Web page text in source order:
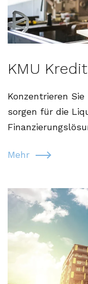
KMU Kredit
Konzentrieren
sorgen für die
Mehr